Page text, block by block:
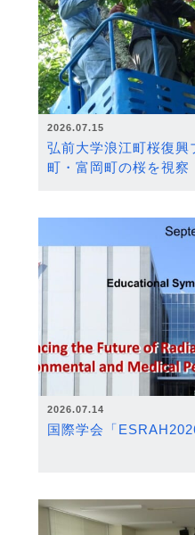
2026.07.15
弘前大学浪江町桜復
町・富岡町の桜を視察
2026.07.14
国際学会「